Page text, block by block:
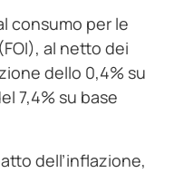
consumo per le
al netto dei
dello 0,4% su
7,4% su base
dell’inflazione,